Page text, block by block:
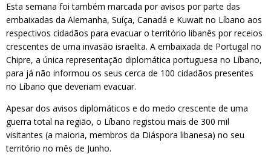
Esta semana foi também marcada por avisos por parte das
embaixadas da Alemanha, Suíça, Canadá e Kuwait no Líbano aos
respectivos cidadãos para evacuar o território libanês por receios
crescentes de uma invasão israelita. A embaixada de Portugal no
Chipre, a única representação diplomática portuguesa no Líbano,
para já não informou os seus cerca de 100 cidadãos presentes
no Líbano que deveriam evacuar.
Apesar dos avisos diplomáticos e do medo crescente de uma
guerra total na região, o Líbano registou mais de 300 mil
visitantes (a maioria, membros da Diáspora libanesa) no seu
território no mês de Junho.